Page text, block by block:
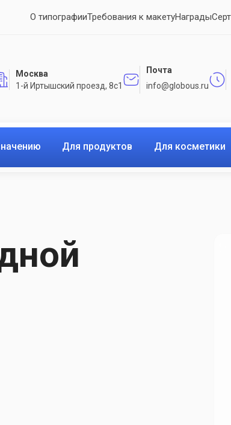
О типографииТребования к макетуНаграды
Москва
1-й Иртышский проезд, 8с1
Почта
info@globous.ru
Для продуктов Для косметики